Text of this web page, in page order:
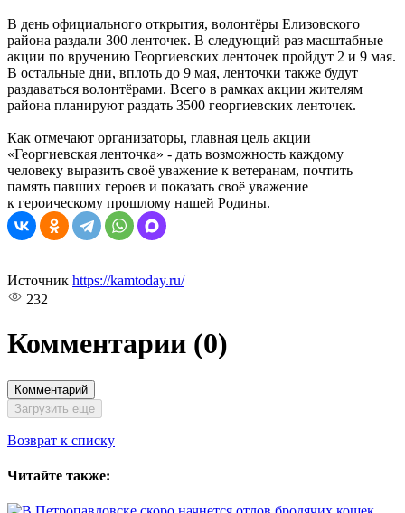
В день официального открытия, волонтёры Елизовского
района раздали 300 ленточек. В следующий раз масштабные
акции по вручению Георгиевских ленточек пройдут 2 и 9 мая.
В остальные дни, вплоть до 9 мая, ленточки также будут
раздаваться волонтёрами. Всего в рамках акции жителям
района планируют раздать 3500 георгиевских ленточек.
Как отмечают организаторы, главная цель акции
«Георгиевская ленточка» - дать возможность каждому
человеку выразить своё уважение к ветеранам, почтить
память павших героев и показать своё уважение
к героическому прошлому нашей Родины.
Источник https://kamtoday.ru/
232
Комментарии (0)
Комментарий
Загрузить еще
Возврат к списку
Читайте также: